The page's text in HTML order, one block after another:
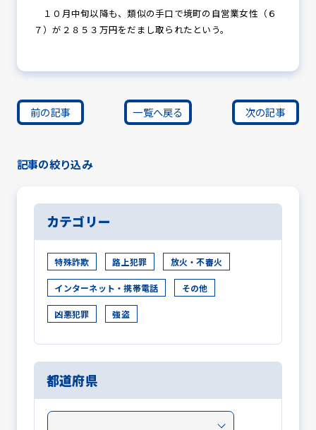
防犯協力会について
１０月中旬以降も、類似の手口で境町の自営業女性（６
７）が２８５３万円をだまし取られたという。
前の記事 一覧へ戻る 次の記事
記事の絞り込み
カテゴリー
特殊詐欺 路上犯罪 放火・不審火
インターネット・携帯電話 その他
凶悪犯罪 強盗
都道府県